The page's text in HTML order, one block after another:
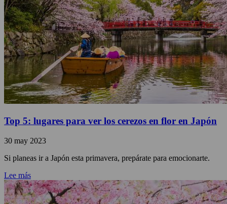
Top 5: lugares para ver los cerezos en flor en Japón
30 may 2023
Si planeas ir a Japón esta primavera, prepárate para emocionarte.
Lee más